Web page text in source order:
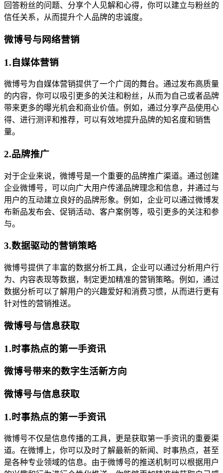
回答粉丝的问题、分享个人见解和心得，你可以建立与粉丝的
信任关系，从而提升个人品牌的忠诚度。
微博号与网络营销
1.自媒体营销
微博号为自媒体营销提供了一个广阔的舞台。通过发布高质量
的内容，你可以吸引更多的关注和粉丝，从而为自己或者品牌
带来更多的曝光机会和商业价值。例如，通过分享产品使用心
得、进行测评和推荐，可以有效地提升品牌的知名度和销售
量。
2.品牌推广
对于企业来说，微博号是一个重要的品牌推广渠道。通过创建
企业微博号，可以向广大用户传递品牌理念和信息，并通过与
用户的互动建立良好的品牌形象。例如，企业可以通过微博发
布新品发布会、促销活动、客户案例等，吸引更多的关注和参
与。
3.数据驱动的营销策略
微博号提供了丰富的数据分析工具，企业可以通过分析用户行
为、内容表现等数据，制定更加精准的营销策略。例如，通过
数据分析可以了解用户的兴趣爱好和消费习惯，从而进行更有
针对性的营销推送。
微博号与信息获取
1.时事热点的第一手资讯
微博号带来的数字生活新方向
微博号与信息获取
1.时事热点的第一手资讯
微博号不仅是信息传播的工具，更是获取第一手资讯的重要渠
道。在微博上，你可以及时了解最新的新闻、时事热点，甚至
是各种专业领域的信息。由于微博号的推送机制可以根据用户